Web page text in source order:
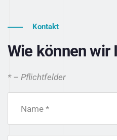
Kontakt
Wie können wir
* – Pflichtfelder
Name *